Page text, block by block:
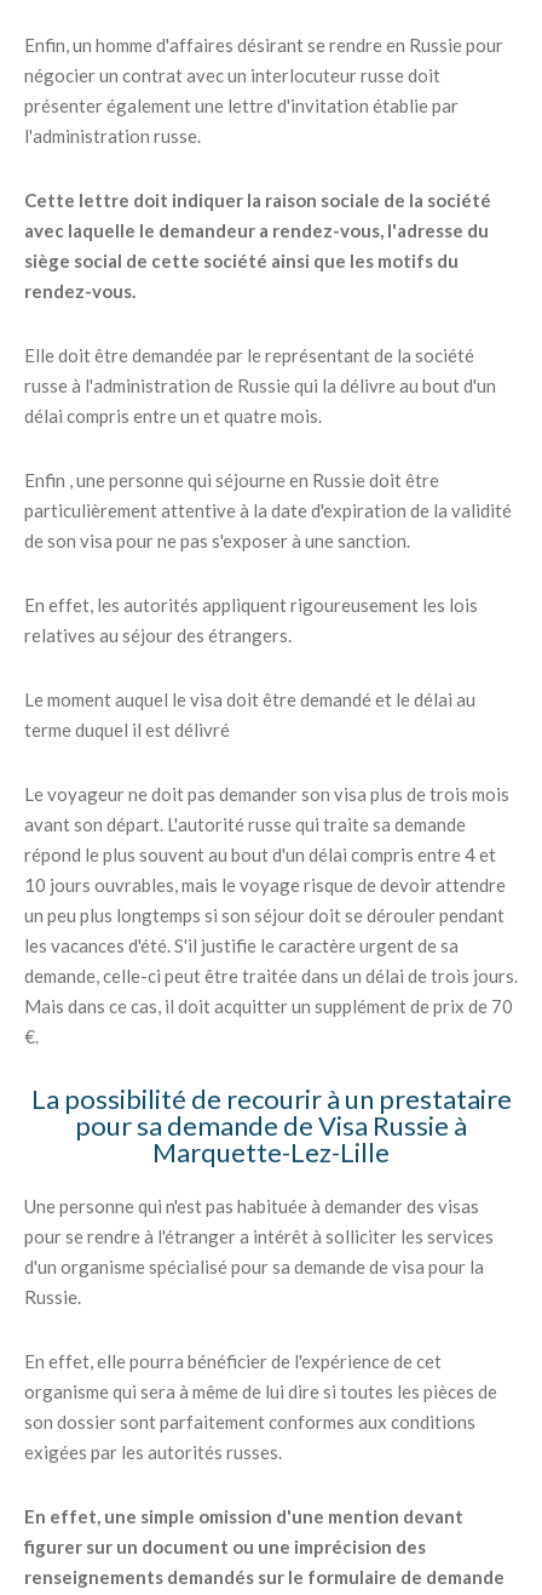
Enfin, un homme d'affaires désirant se rendre en Russie pour
négocier un contrat avec un interlocuteur russe doit
présenter également une lettre d'invitation établie par
l'administration russe.
Cette lettre doit indiquer la raison sociale de la société
avec laquelle le demandeur a rendez-vous, l'adresse du
siège social de cette société ainsi que les motifs du
rendez-vous.
Elle doit être demandée par le représentant de la société
russe à l'administration de Russie qui la délivre au bout d'un
délai compris entre un et quatre mois.
Enfin , une personne qui séjourne en Russie doit être
particulièrement attentive à la date d'expiration de la validité
de son visa pour ne pas s'exposer à une sanction.
En effet, les autorités appliquent rigoureusement les lois
relatives au séjour des étrangers.
Le moment auquel le visa doit être demandé et le délai au
terme duquel il est délivré
Le voyageur ne doit pas demander son visa plus de trois mois
avant son départ. L'autorité russe qui traite sa demande
répond le plus souvent au bout d'un délai compris entre 4 et
10 jours ouvrables, mais le voyage risque de devoir attendre
un peu plus longtemps si son séjour doit se dérouler pendant
les vacances d'été. S'il justifie le caractère urgent de sa
demande, celle-ci peut être traitée dans un délai de trois jours.
Mais dans ce cas, il doit acquitter un supplément de prix de 70
€.
La possibilité de recourir à un prestataire
pour sa demande de Visa Russie à
Marquette-Lez-Lille
Une personne qui n'est pas habituée à demander des visas
pour se rendre à l'étranger a intérêt à solliciter les services
d'un organisme spécialisé pour sa demande de visa pour la
Russie.
En effet, elle pourra bénéficier de l'expérience de cet
organisme qui sera à même de lui dire si toutes les pièces de
son dossier sont parfaitement conformes aux conditions
exigées par les autorités russes.
En effet, une simple omission d'une mention devant
figurer sur un document ou une imprécision des
renseignements demandés sur le formulaire de demande